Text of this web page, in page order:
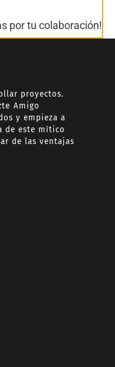
por tu colaboración!
proyectos.
Amigo
y empieza a
de este mítico
de las ventajas